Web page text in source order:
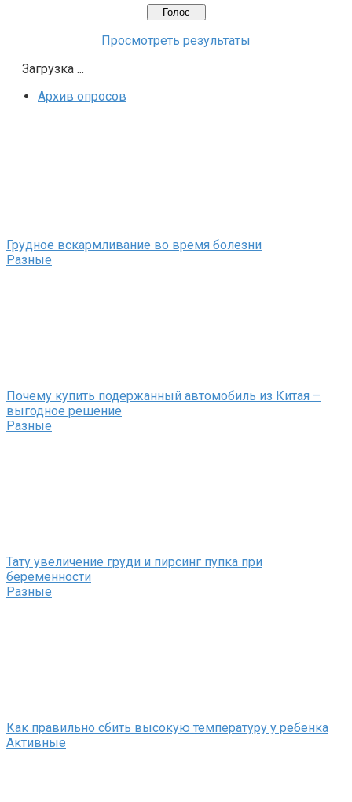
Просмотреть результаты
Загрузка ...
Архив опросов
Грудное вскармливание во время болезни
Разные
Почему купить подержанный автомобиль из Китая –
выгодное решение
Разные
Тату увеличение груди и пирсинг пупка при
беременности
Разные
Как правильно сбить высокую температуру у ребенка
Активные